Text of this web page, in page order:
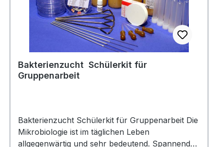
Bakterienzucht  Schülerkit für
Gruppenarbeit
Bakterienzucht Schülerkit für Gruppenarbeit Die
Mikrobiologie ist im täglichen Leben
allgegenwärtig und sehr bedeutend. Spannende